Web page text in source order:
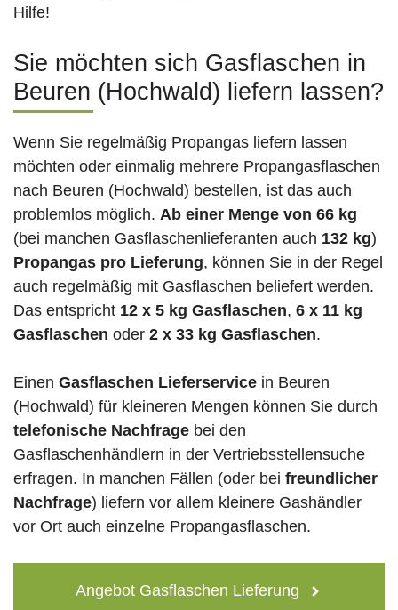
Hilfe!
Sie möchten sich Gasflaschen in
Beuren (Hochwald) liefern lassen?
Wenn Sie regelmäßig Propangas liefern lassen
möchten oder einmalig mehrere Propangasflaschen
nach Beuren (Hochwald) bestellen, ist das auch
problemlos möglich. Ab einer Menge von 66 kg
(bei manchen Gasflaschenlieferanten auch 132 kg)
Propangas pro Lieferung, können Sie in der Regel
auch regelmäßig mit Gasflaschen beliefert werden.
Das entspricht 12 x 5 kg Gasflaschen, 6 x 11 kg
Gasflaschen oder 2 x 33 kg Gasflaschen.
Einen Gasflaschen Lieferservice in Beuren
(Hochwald) für kleineren Mengen können Sie durch
telefonische Nachfrage bei den
Gasflaschenhändlern in der Vertriebsstellensuche
erfragen. In manchen Fällen (oder bei freundlicher
Nachfrage) liefern vor allem kleinere Gashändler
vor Ort auch einzelne Propangasflaschen.
Angebot Gasflaschen Lieferung